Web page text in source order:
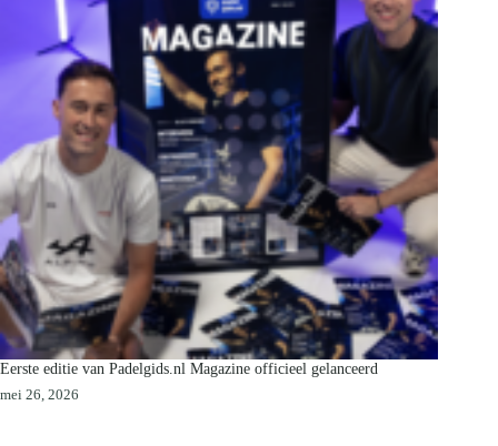
Eerste editie van Padelgids.nl Magazine officieel gelanceerd
mei 26, 2026